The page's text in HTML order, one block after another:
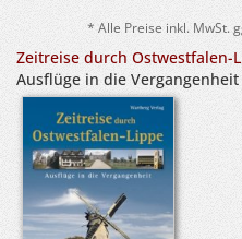
* Alle Preise inkl. MwSt.
Zeitreise durch Ostwestfalen-
Ausflüge in die Vergangenheit